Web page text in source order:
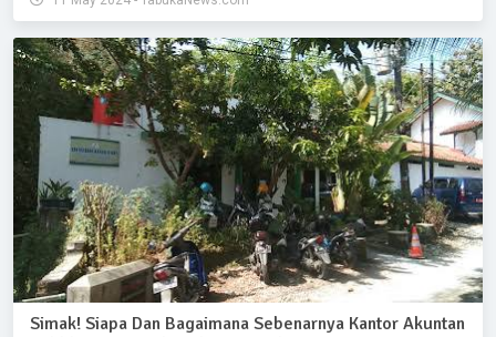
Simak! Siapa Dan Bagaimana Sebenarnya Kantor Akuntan